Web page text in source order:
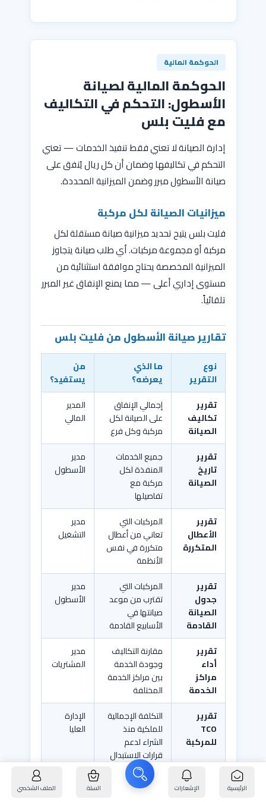
الحوكمة المالية
الحوكمة المالية لصيانة
الأسطول: التحكم في التكاليف
مع فليت بلس
إدارة الصيانة لا تعني فقط تنفيذ الخدمات — تعني
التحكم في تكاليفها وضمان أن كل ريال يُنفق على
صيانة الأسطول مبرر وضمن الميزانية المحددة.
ميزانيات الصيانة لكل مركبة
فليت بلس يتيح تحديد ميزانية صيانة مستقلة لكل
مركبة أو مجموعة مركبات. أي طلب صيانة يتجاوز
الميزانية المخصصة يحتاج موافقة استثنائية من
مستوى إداري أعلى — مما يمنع الإنفاق غير المبرر
تلقائياً.
تقارير صيانة الأسطول من فليت بلس
نوع
التقرير
ما الذي
يعرضه؟
من
يستفيد؟
تقرير
تكاليف
الصيانة
إجمالي الإنفاق
على الصيانة لكل
مركبة وكل فرع
المدير
المالي
تقرير
تاريخ
الصيانة
جميع الخدمات
المنفذة لكل
مركبة مع
تفاصيلها
مدير
الأسطول
تقرير
الأعطال
المتكررة
المركبات التي
تعاني من أعطال
متكررة في نفس
الأنظمة
مدير
التشغيل
تقرير
جدول
الصيانة
القادمة
المركبات التي
تقترب من موعد
صيانتها في
الأسابيع القادمة
مدير
الأسطول
تقرير
أداء
مراكز
الخدمة
مقارنة التكاليف
وجودة الخدمة
بين مراكز الخدمة
المختلفة
مدير
المشتريات
تقرير
TCO
للمركبة
التكلفة الإجمالية
للملكية منذ
الشراء لدعم
قرارات الاستبدال
الإدارة
العليا
الرئيسية الإشعارات السلة الملف الشخصي